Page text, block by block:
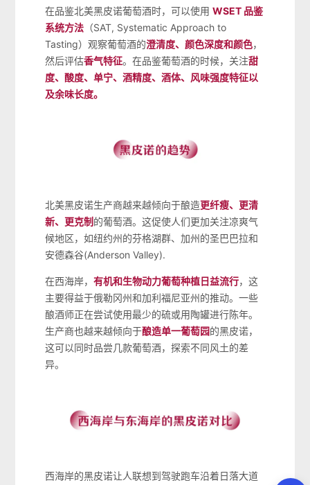
在品鉴北美黑皮诺葡萄酒时，可以使用WSET 品鉴
系统方法 （SAT, Systematic Approach to
Tasting）观察葡萄酒的澄清度、颜色深度和颜色，
然后评估香气特征。在品鉴葡萄酒的时候，关注甜
度、酸度、单宁、酒精度、酒体、风味强度特征以
及余味长度。
北美黑皮诺生产商越来越倾向于酿造更纤瘦、更清
新、更克制 的葡萄酒。这促使人们更加关注凉爽气
候地区，如纽约州的芬格湖群、加州的圣巴巴拉和
安德森谷(Anderson Valley).
在西海岸，有机和生物动力葡萄种植日益流行，这
主要得益于俄勒冈州和加利福尼亚州的推动。一些
酿酒师正在尝试使用最少的硫或用陶罐进行陈年。
生产商也越来越倾向于酿造单一葡萄园的黑皮诺，
这可以同时品尝几款葡萄酒，探索不同风土的差
异。
西海岸的黑皮诺让人联想到驾驶跑车沿着日落大道